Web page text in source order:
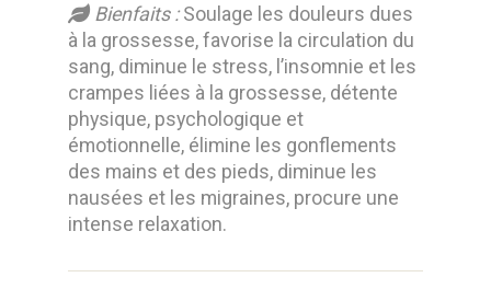
Bienfaits :Soulage les douleurs dues
à la grossesse, favorise la circulation du
sang, diminue le stress, l’insomnie et les
crampes liées à la grossesse, détente
physique, psychologique et
émotionnelle, élimine les gonflements
des mains et des pieds, diminue les
nausées et les migraines, procure une
intense relaxation.